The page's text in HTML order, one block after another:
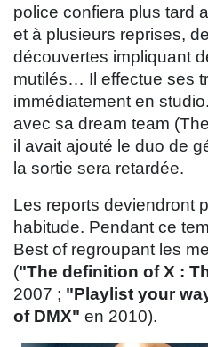
police confiera plus tard
et à plusieurs reprises,
découvertes impliquant
mutilés… Il effectue ses
immédiatement en
avec sa dream team
il avait ajouté le duo de
la sortie sera retardée.
Les reports deviendront
habitude. Pendant ce
Best of regroupant les
("The definition of X :
2007 ; "Playlist your
of DMX" en 2010).